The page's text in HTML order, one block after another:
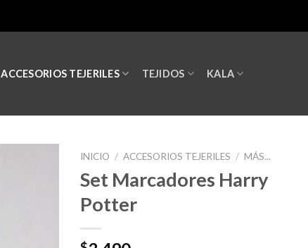
ACCESORIOS TEJERILES TEJIDOS KALA
INICIO / ACCESORIOS TEJERILES / MÁS...
Set Marcadores Harry
Potter